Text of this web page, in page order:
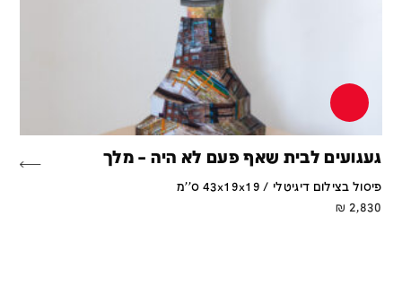
געגועים לבית שאף פעם לא היה – מלך
פיסול בצילום דיגיטלי / 43x19x19 ס''מ
2,830
₪